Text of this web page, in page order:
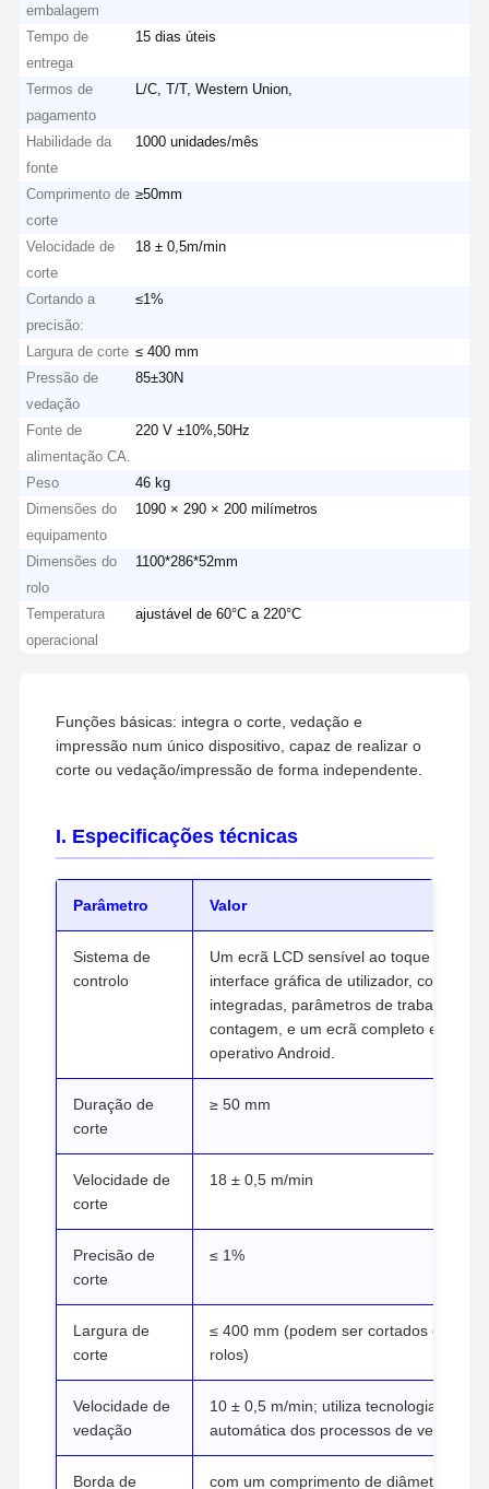
Início Produtos Vídeos Sobre Nós
embalagem
Tempo de
entrega
15 dias úteis
Termos de
pagamento
L/C, T/T, Western Union,
Habilidade da
fonte
1000 unidades/mês
Comprimento de
corte
≥50mm
Velocidade de
corte
18 ± 0,5m/min
Cortando a
precisão:
≤1%
Largura de corte ≤ 400 mm
Pressão de
vedação
85±30N
Fonte de
alimentação CA.
220 V ±10%,50Hz
Peso
46 kg
Dimensões do
equipamento
1090 × 290 × 200 milímetros
Dimensões do
rolo
1100*286*52mm
Temperatura
operacional
ajustável de 60°C a 220°C
Funções básicas: integra o corte, vedação e
impressão num único dispositivo, capaz de realizar o
corte ou vedação/impressão de forma independente.
I. Especificações técnicas
Parâmetro Valor
Sistema de
controlo
Um ecrã LCD sensível ao toque
interface gráfica de utilizador, com
integradas, parâmetros de trabalho
contagem, e um ecrã completo em
operativo Android.
Duração de
corte
≥ 50 mm
Velocidade de
corte
18 ± 0,5 m/min
Precisão de
corte
≤ 1%
Largura de
corte
≤ 400 mm (podem ser cortados e
rolos)
Velocidade de
vedação
10 ± 0,5 m/min; utiliza tecnologia
automática dos processos de vedação
Borda de com um comprimento de diâmetro não